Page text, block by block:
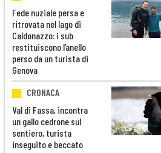
Fede nuziale persa e
ritrovata nel lago di
Caldonazzo: i sub
restituiscono l’anello
perso da un turista di
Genova
CRONACA
Val di Fassa, incontra
un gallo cedrone sul
sentiero, turista
inseguito e beccato